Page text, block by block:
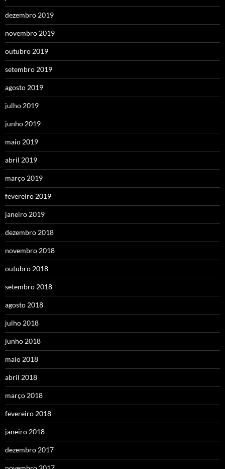
dezembro 2019
novembro 2019
outubro 2019
setembro 2019
agosto 2019
julho 2019
junho 2019
maio 2019
abril 2019
março 2019
fevereiro 2019
janeiro 2019
dezembro 2018
novembro 2018
outubro 2018
setembro 2018
agosto 2018
julho 2018
junho 2018
maio 2018
abril 2018
março 2018
fevereiro 2018
janeiro 2018
dezembro 2017